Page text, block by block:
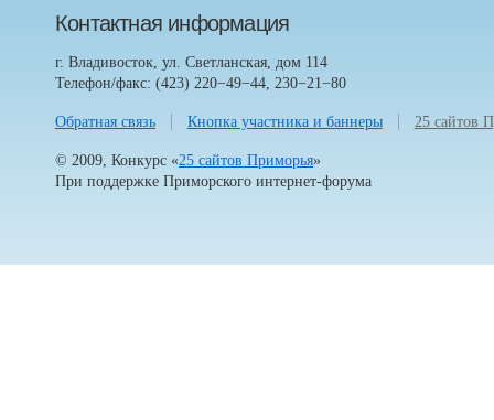
Контактная информация
г. Владивосток, ул. Светланская, дом 114
Телефон/факс: (423) 220−49−44, 230−21−80
Обратная связь Кнопка участника и баннеры 25 сайтов
© 2009, Конкурс «25 сайтов Приморья»
При поддержке Приморского интернет-форума